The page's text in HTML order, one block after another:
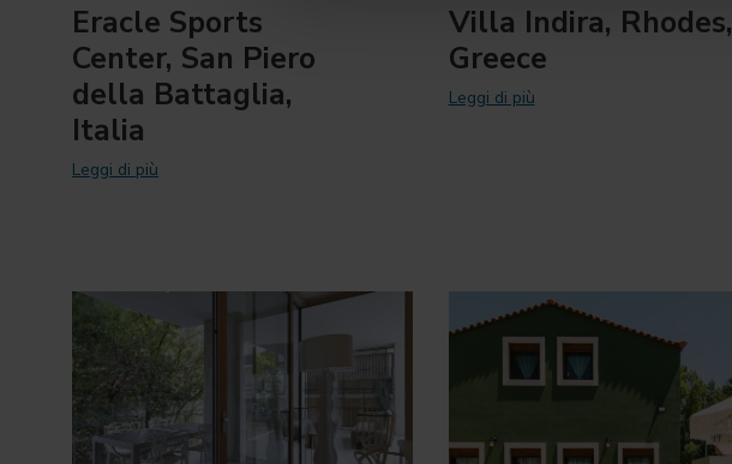
Eracle Sports
Center, San Piero
della Battaglia,
Italia
Leggi di più
Villa Indira, Rhodes,
Greece
Leggi di più